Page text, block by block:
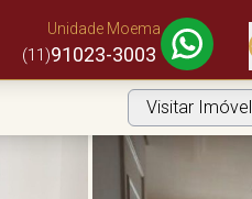
Unidade Moema
(11)91023-3003
Visitar Imóvel